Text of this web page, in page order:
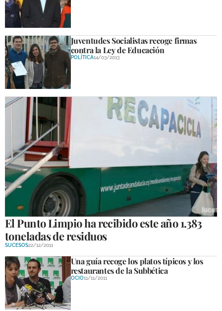
Juventudes Socialistas recoge firmas
contra la Ley de Educación
POLÍTICA14/03/2013
El Punto Limpio ha recibido este año 1.383
toneladas de residuos
SUCESOS22/12/2011
Una guía recoge los platos típicos y los
restaurantes de la Subbética
OCIO11/11/2011